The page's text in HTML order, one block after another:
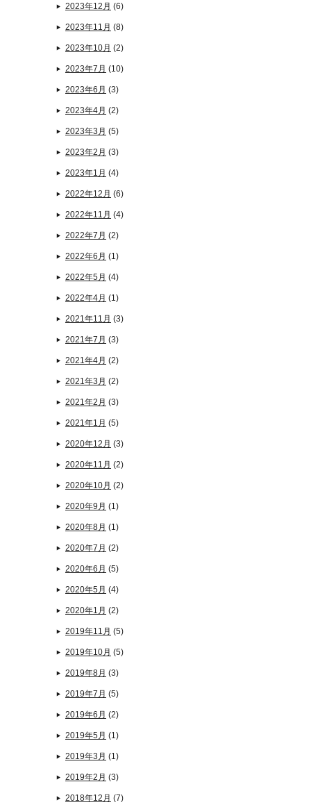
2023年12月 (6)
2023年11月 (8)
2023年10月 (2)
2023年7月 (10)
2023年6月 (3)
2023年4月 (2)
2023年3月 (5)
2023年2月 (3)
2023年1月 (4)
2022年12月 (6)
2022年11月 (4)
2022年7月 (2)
2022年6月 (1)
2022年5月 (4)
2022年4月 (1)
2021年11月 (3)
2021年7月 (3)
2021年4月 (2)
2021年3月 (2)
2021年2月 (3)
2021年1月 (5)
2020年12月 (3)
2020年11月 (2)
2020年10月 (2)
2020年9月 (1)
2020年8月 (1)
2020年7月 (2)
2020年6月 (5)
2020年5月 (4)
2020年1月 (2)
2019年11月 (5)
2019年10月 (5)
2019年8月 (3)
2019年7月 (5)
2019年6月 (2)
2019年5月 (1)
2019年3月 (1)
2019年2月 (3)
2018年12月 (7)